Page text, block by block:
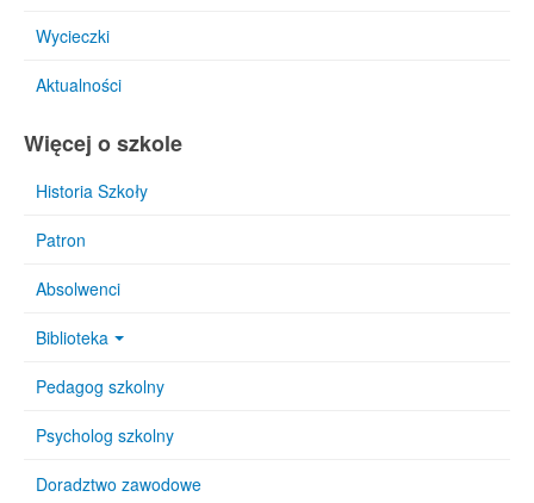
Wycieczki
Aktualności
Więcej o szkole
Historia Szkoły
Patron
Absolwenci
Biblioteka
Pedagog szkolny
Psycholog szkolny
Doradztwo zawodowe